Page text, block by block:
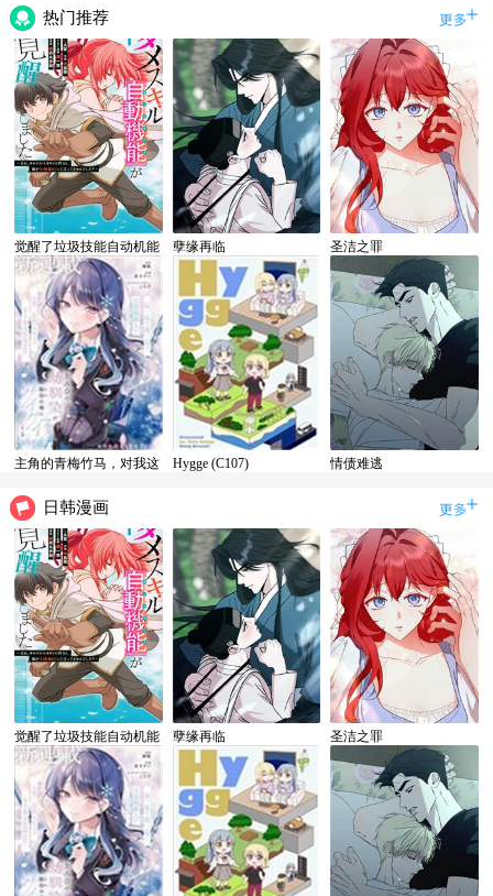
热门推荐
觉醒了垃圾技能自动机能
~咦、工会挖角的人们不
再对我说「不需要」了
孽缘再临 圣洁之罪
主角的青梅竹马，对我这
Hygge (C107) 情债难逃
日韩漫画
觉醒了垃圾技能自动机能
~咦、工会挖角的人们不
再对我说「不需要」了
孽缘再临 圣洁之罪